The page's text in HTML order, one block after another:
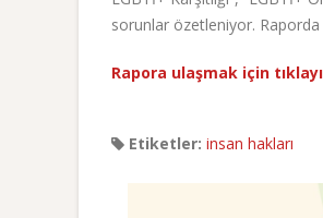
sorunlar özetleniyor.
Rapora ulaşmak için
Etiketler: insan hakları